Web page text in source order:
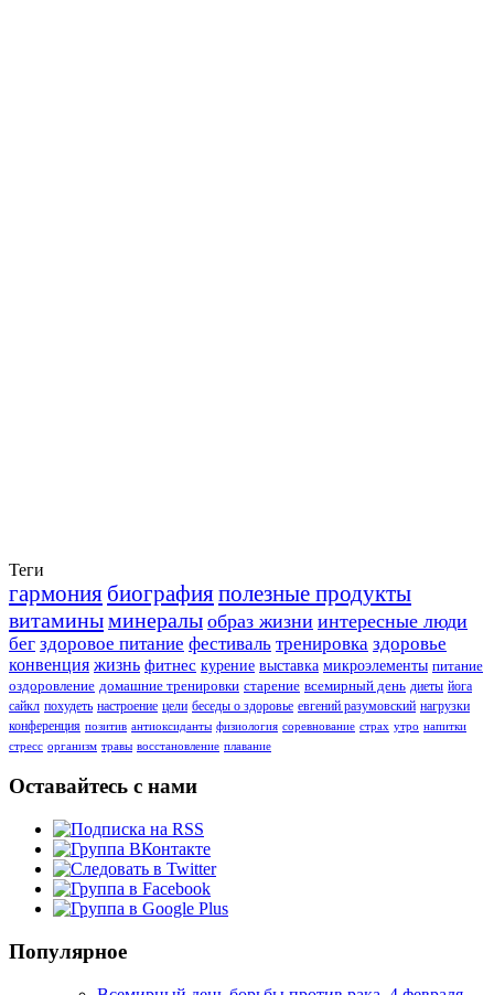
Теги
гармония биографияполезные продукты
витаминыминералы образ жизни интересные люди
бег здоровое питание фестиваль тренировка здоровье
конвенция жизнь фитнес курение выставка микроэлементы питание
оздоровление домашние тренировки старение всемирный день диеты йога
сайкл похудеть настроение цели беседы о здоровье евгений разумовский нагрузки
конференция позитив антиоксиданты физиология соревнование страх утро напитки
стресс организм травы восстановление плавание
Оставайтесь с нами
Популярное